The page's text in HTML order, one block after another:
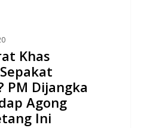
Khas
PM Dijangka
Agong
Ini